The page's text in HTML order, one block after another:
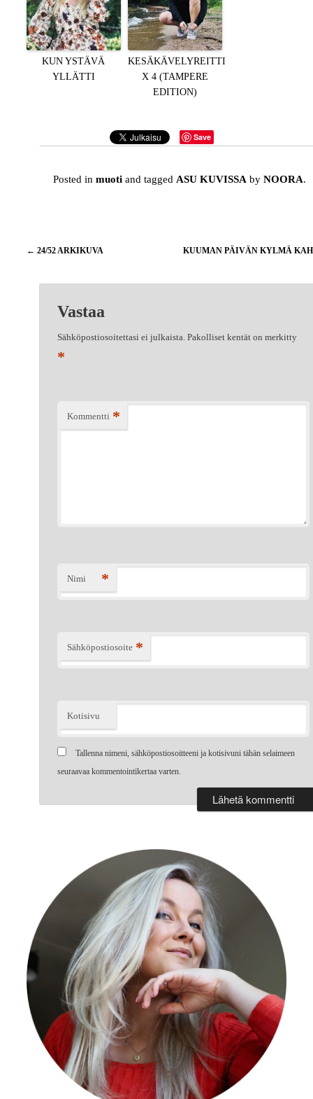
KUN YSTÄVÄ
YLLÄTTI
KESÄKÄVELYREITTI
X 4 (TAMPERE
EDITION)
Save
Posted inmuoti and tagged ASU KUVISSA byNOORA.
Artikkelien
← 24/52 ARKIKUVA KUUMAN PÄIVÄN KYLMÄ
Vastaa
Sähköpostiosoitettasi ei julkaista. Pakolliset kentät on merkitty
*
Kommentti *
Nimi *
Sähköpostiosoite *
Kotisivu
Tallenna nimeni, sähköpostiosoitteeni ja kotisivuni tähän selaimeen
seuraavaa kommentointikertaa varten.